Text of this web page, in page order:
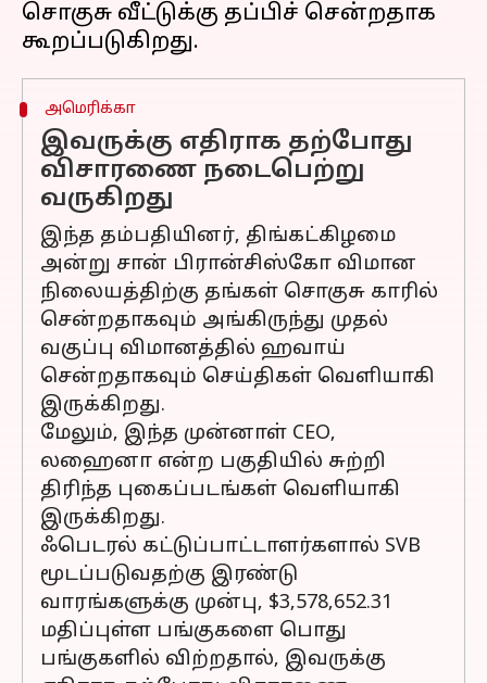
சொகுசு வீட்டுக்கு தப்பிச் சென்றதாக
அமெரிக்கா
இவருக்கு எதிராக தற்போது
விசாரணை நடைபெற்று
வருகிறது
இந்த தம்பதியினர், திங்கட்கிழமை
அன்று சான் பிரான்சிஸ்கோ விமான
நிலையத்திற்கு தங்கள் சொகுசு காரில்
சென்றதாகவும் அங்கிருந்து முதல்
வகுப்பு விமானத்தில் ஹவாய்
சென்றதாகவும் செய்திகள் வெளியாகி
இருக்கிறது.
மேலும், இந்த முன்னாள் CEO,
லஹைனா என்ற பகுதியில் சுற்றி
திரிந்த புகைப்படங்கள் வெளியாகி
இருக்கிறது.
ஃபெடரல் கட்டுப்பாட்டாளர்களால் SVB
மூடப்படுவதற்கு இரண்டு
வாரங்களுக்கு முன்பு, $3,578,652.31
மதிப்புள்ள பங்குகளை பொது
பங்குகளில் விற்றதால், இவருக்கு